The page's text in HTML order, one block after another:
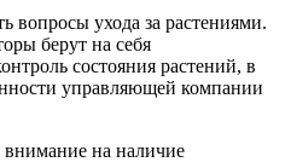
вопросы ухода за растениями.
берут на себя
состояния растений, в
управляющей компании
внимание на наличие